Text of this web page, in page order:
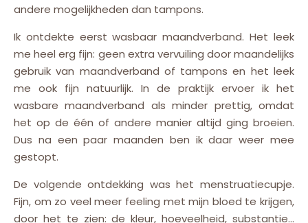
andere mogelijkheden dan tampons.
Ik ontdekte eerst wasbaar maandverband. Het leek
me heel erg fijn: geen extra vervuiling door maandelijks
gebruik van maandverband of tampons en het leek
me ook fijn natuurlijk. In de praktijk ervoer ik het
wasbare maandverband als minder prettig, omdat
het op de één of andere manier altijd ging broeien.
Dus na een paar maanden ben ik daar weer mee
gestopt.
De volgende ontdekking was het menstruatiecupje.
Fijn, om zo veel meer feeling met mijn bloed te krijgen,
door het te zien: de kleur, hoeveelheid, substantie…